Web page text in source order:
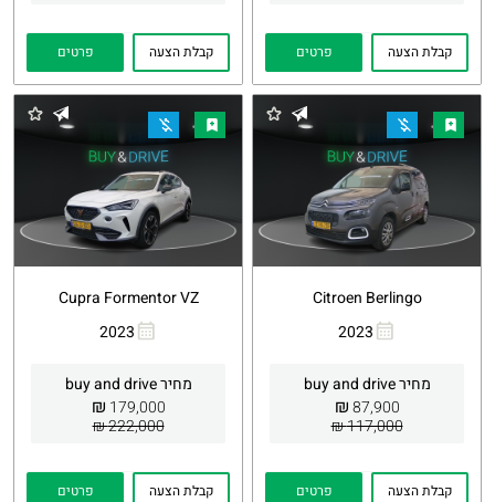
קבלת הצעה פרטים קבלת הצעה פרטים
Citroen Berlingo
2023
מחיר buy and drive
87,900
₪
117,000 ₪
Whatsapp
קבלת הצעה פרטים
Cupra Formentor VZ
2023
מחיר buy and drive
179,000
₪
222,000 ₪
Whatsapp
קבלת הצעה פרטים